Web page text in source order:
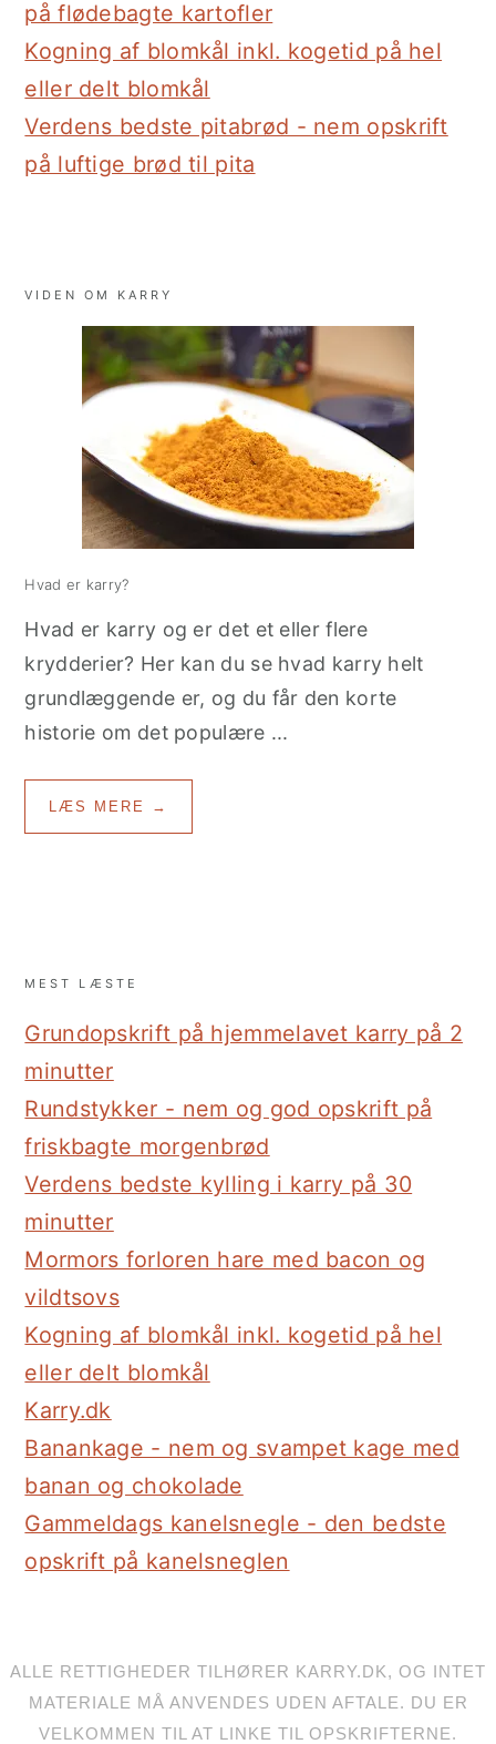
på flødebagte kartofler
Kogning af blomkål inkl. kogetid på hel
eller delt blomkål
Verdens bedste pitabrød - nem opskrift
på luftige brød til pita
VIDEN OM KARRY
Hvad er karry?
Hvad er karry og er det et eller flere
krydderier? Her kan du se hvad karry helt
grundlæggende er, og du får den korte
historie om det populære ...
LÆS MERE →
MEST LÆSTE
Grundopskrift på hjemmelavet karry på 2
minutter
Rundstykker - nem og god opskrift på
friskbagte morgenbrød
Verdens bedste kylling i karry på 30
minutter
Mormors forloren hare med bacon og
vildtsovs
Kogning af blomkål inkl. kogetid på hel
eller delt blomkål
Karry.dk
Banankage - nem og svampet kage med
banan og chokolade
Gammeldags kanelsnegle - den bedste
opskrift på kanelsneglen
ALLE RETTIGHEDER TILHØRER KARRY.DK, OG INTET
MATERIALE MÅ ANVENDES UDEN AFTALE. DU ER
VELKOMMEN TIL AT LINKE TIL OPSKRIFTERNE.